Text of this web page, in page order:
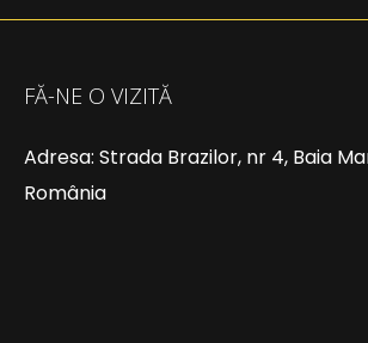
FĂ-NE O VIZITĂ
Adresa: Strada Brazilor, nr 4, Baia
România